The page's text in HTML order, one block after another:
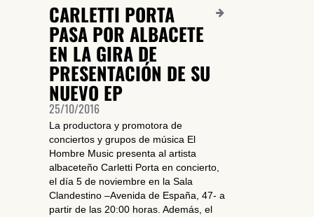
CARLETTI PORTA
PASA POR ALBACETE
EN LA GIRA DE
PRESENTACIÓN DE SU
NUEVO EP
25/10/2016
La productora y promotora de
conciertos y grupos de música El
Hombre Music presenta al artista
albaceteño Carletti Porta en concierto,
el día 5 de noviembre en la Sala
Clandestino –Avenida de España, 47- a
partir de las 20:00 horas. Además, el
He leído y acepto laPolítica de Privacidad